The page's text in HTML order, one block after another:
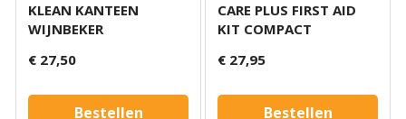
KLEAN KANTEEN
WIJNBEKER
€ 27,50
Bestellen
CARE PLUS FIRST AID
KIT COMPACT
€ 27,95
Bestellen